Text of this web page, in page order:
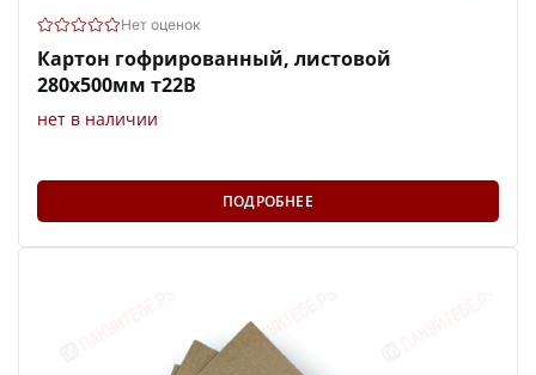
Нет оценок
Картон гофрированный, листовой
280х500мм т22В
нет в наличии
ПОДРОБНЕЕ